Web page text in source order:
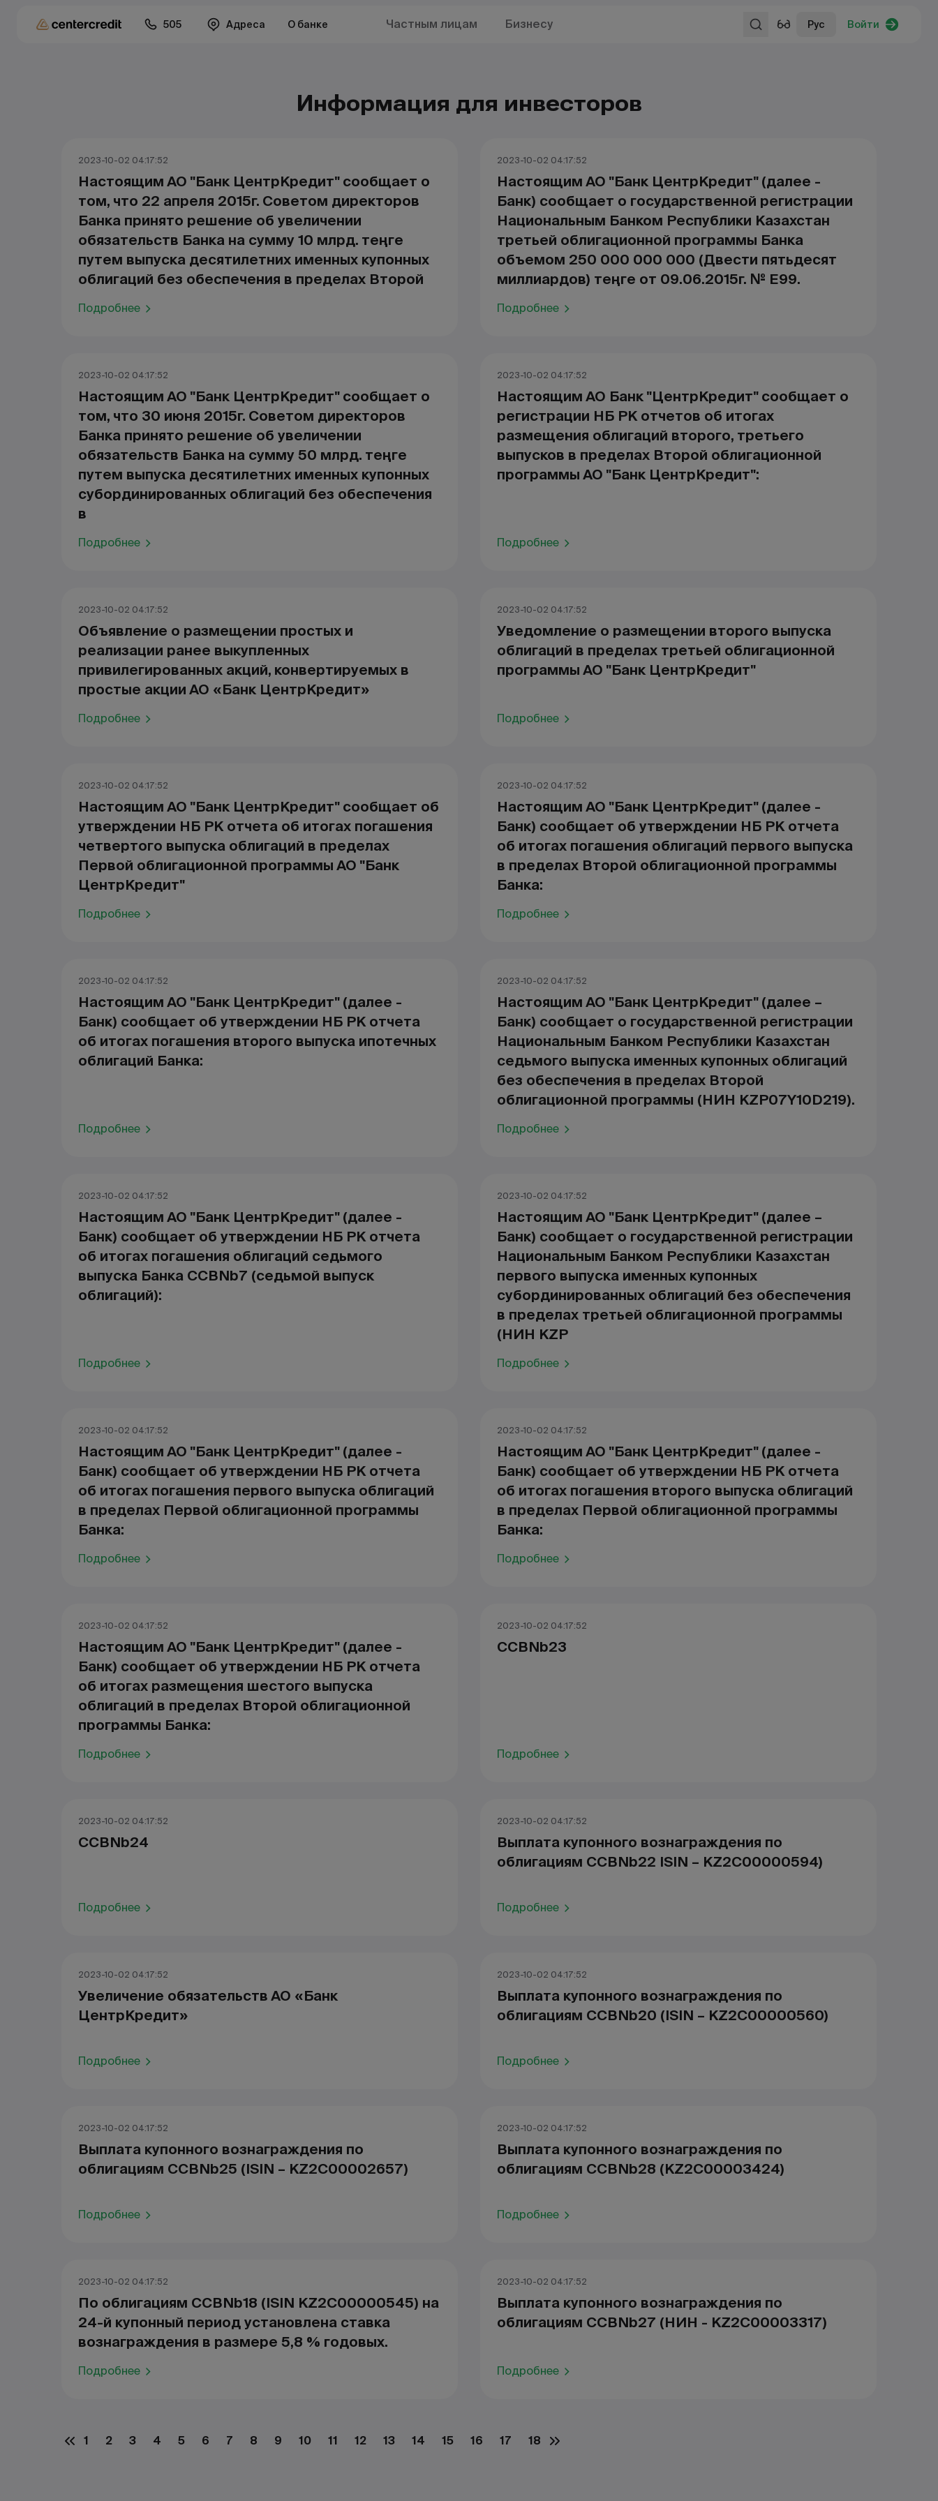
505 Адреса О банке Частным лицам Бизнесу Рус Войти
Информация для инвесторов
2023-10-02 04:17:52
Настоящим АО "Банк ЦентрКредит" сообщает о
том, что 22 апреля 2015г. Советом директоров
Банка принято решение об увеличении
обязательств Банка на сумму 10 млрд. теңге
путем выпуска десятилетних именных купонных
облигаций без обеспечения в пределах Второй
Подробнее
2023-10-02 04:17:52
Настоящим АО "Банк ЦентрКредит" (далее -
Банк) сообщает о государственной регистрации
Национальным Банком Республики Казахстан
третьей облигационной программы Банка
объемом 250 000 000 000 (Двести пятьдесят
миллиардов) теңге от 09.06.2015г. № E99.
Подробнее
2023-10-02 04:17:52
Настоящим АО "Банк ЦентрКредит" сообщает о
том, что 30 июня 2015г. Советом директоров
Банка принято решение об увеличении
обязательств Банка на сумму 50 млрд. теңге
путем выпуска десятилетних именных купонных
субординированных облигаций без обеспечения
в
Подробнее
2023-10-02 04:17:52
Настоящим АО Банк "ЦентрКредит" сообщает о
регистрации НБ РК отчетов об итогах
размещения облигаций второго, третьего
выпусков в пределах Второй облигационной
программы АО "Банк ЦентрКредит":
Подробнее
2023-10-02 04:17:52
Объявление о размещении простых и
реализации ранее выкупленных
привилегированных акций, конвертируемых в
простые акции АО «Банк ЦентрКредит»
Подробнее
2023-10-02 04:17:52
Уведомление о размещении второго выпуска
облигаций в пределах третьей облигационной
программы АО "Банк ЦентрКредит"
Подробнее
2023-10-02 04:17:52
Настоящим АО "Банк ЦентрКредит" сообщает об
утверждении НБ РК отчета об итогах погашения
четвертого выпуска облигаций в пределах
Первой облигационной программы АО "Банк
ЦентрКредит"
Подробнее
2023-10-02 04:17:52
Настоящим АО "Банк ЦентрКредит" (далее -
Банк) сообщает об утверждении НБ РК отчета
об итогах погашения облигаций первого выпуска
в пределах Второй облигационной программы
Банка:
Подробнее
2023-10-02 04:17:52
Настоящим АО "Банк ЦентрКредит" (далее -
Банк) сообщает об утверждении НБ РК отчета
об итогах погашения второго выпуска ипотечных
облигаций Банка:
Подробнее
2023-10-02 04:17:52
Настоящим АО "Банк ЦентрКредит" (далее –
Банк) сообщает о государственной регистрации
Национальным Банком Республики Казахстан
седьмого выпуска именных купонных облигаций
без обеспечения в пределах Второй
облигационной программы (НИН KZP07Y10D219).
Подробнее
2023-10-02 04:17:52
Настоящим АО "Банк ЦентрКредит" (далее -
Банк) сообщает об утверждении НБ РК отчета
об итогах погашения облигаций седьмого
выпуска Банка CCBNb7 (седьмой выпуск
облигаций):
Подробнее
2023-10-02 04:17:52
Настоящим АО "Банк ЦентрКредит" (далее –
Банк) сообщает о государственной регистрации
Национальным Банком Республики Казахстан
первого выпуска именных купонных
субординированных облигаций без обеспечения
в пределах третьей облигационной программы
(НИН KZP
Подробнее
2023-10-02 04:17:52
Настоящим АО "Банк ЦентрКредит" (далее -
Банк) сообщает об утверждении НБ РК отчета
об итогах погашения первого выпуска облигаций
в пределах Первой облигационной программы
Банка:
Подробнее
2023-10-02 04:17:52
Настоящим АО "Банк ЦентрКредит" (далее -
Банк) сообщает об утверждении НБ РК отчета
об итогах погашения второго выпуска облигаций
в пределах Первой облигационной программы
Банка:
Подробнее
2023-10-02 04:17:52
Настоящим АО "Банк ЦентрКредит" (далее -
Банк) сообщает об утверждении НБ РК отчета
об итогах размещения шестого выпуска
облигаций в пределах Второй облигационной
программы Банка:
Подробнее
2023-10-02 04:17:52
CCBNb23
Подробнее
2023-10-02 04:17:52
CCBNb24
Подробнее
2023-10-02 04:17:52
Выплата купонного вознаграждения по
облигациям CCBNb22 ISIN – KZ2C00000594)
Подробнее
2023-10-02 04:17:52
Увеличение обязательств АО «Банк
ЦентрКредит»
Подробнее
2023-10-02 04:17:52
Выплата купонного вознаграждения по
облигациям CCBNb20 (ISIN – KZ2C00000560)
Подробнее
2023-10-02 04:17:52
Выплата купонного вознаграждения по
облигациям CCBNb25 (ISIN – KZ2C00002657)
Подробнее
2023-10-02 04:17:52
Выплата купонного вознаграждения по
облигациям CCBNb28 (KZ2C00003424)
Подробнее
2023-10-02 04:17:52
По облигациям CCBNb18 (ISIN KZ2C00000545) на
24-й купонный период установлена ставка
вознаграждения в размере 5,8 % годовых.
Подробнее
2023-10-02 04:17:52
Выплата купонного вознаграждения по
облигациям CCBNb27 (НИН - KZ2C00003317)
Подробнее
1 2 3 4 5 6 7 8 9 10 11 12 13 14 15 16 17 18